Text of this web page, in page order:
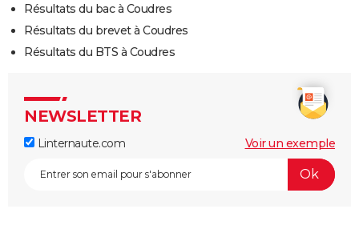
Résultats du bac à Coudres
Résultats du brevet à Coudres
Résultats du BTS à Coudres
NEWSLETTER
Linternaute.com Voir un exemple